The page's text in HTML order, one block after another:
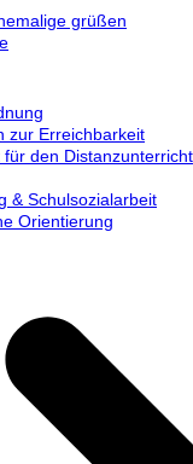
grüßen
zur Erreichbarkeit
für den Distanzunterricht
& Schulsozialarbeit
Orientierung